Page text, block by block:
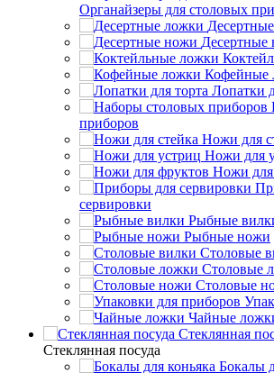
Органайзеры для столовых
Десертные
Кофейные
Лопатки
приборов
Ножи для
Ножи для
Ножи для
сервировки
Рыбные
Рыбные ножи
Столовые
Столовые
Столовые
Чайные
Стеклянная
Стеклянная посуда
Бокалы